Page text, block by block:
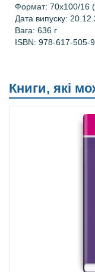
Формат: 70х100/16
Дата випуску:
Вага: 636 г
ISBN: 978-617-505-
Книги, які